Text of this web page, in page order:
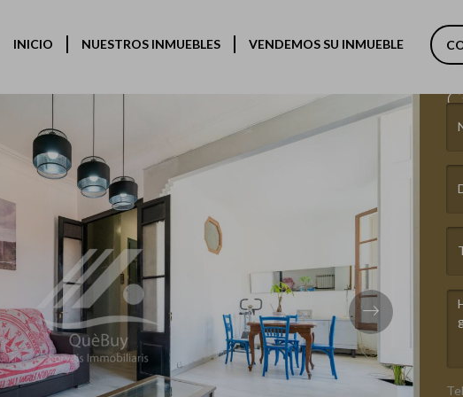
INICIO NUESTROS INMUEBLES VENDEMOS SU INMUEBLE
Next